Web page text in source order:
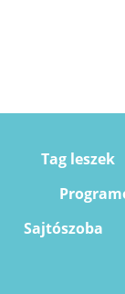
Tag leszek
Sajtószoba